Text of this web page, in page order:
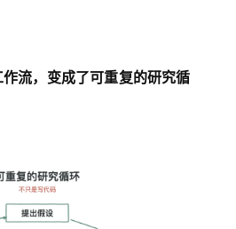
流，变成了可重复的研究循